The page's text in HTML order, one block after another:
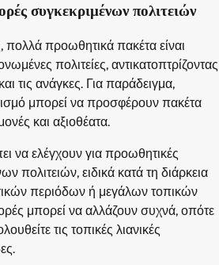
συγκεκριμένων πολιτειών
πολλά προωθητικά πακέτα είναι
πολιτείες, αντικατοπτρίζοντας
τις ανάγκες. Για παράδειγμα,
μπορεί να προσφέρουν πακέτα
και αξιοθέατα.
να ελέγχουν για προωθητικές
πολιτειών, ειδικά κατά τη διάρκεια
περιόδων ή μεγάλων τοπικών
μπορεί να αλλάζουν συχνά, οπότε
τις τοπικές λιανικές